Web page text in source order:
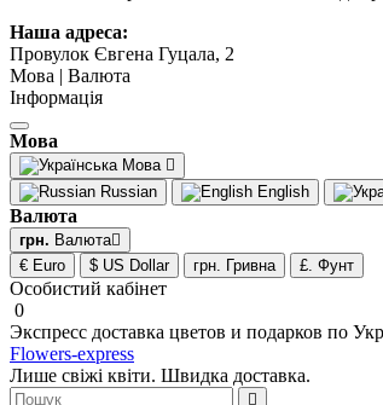
Наша адреса:
Провулок Євгена Гуцала, 2
Мова | Валюта
Інформація
Мова
Мова
Russian
English
Валюта
грн. Валюта
€ Euro
$ US Dollar грн. Гривна £. Фунт
Особистий кабінет
0
Экспресс доставка цветов и подарков по
Flowers-express
Лише свіжі квіти. Швидка доставка.